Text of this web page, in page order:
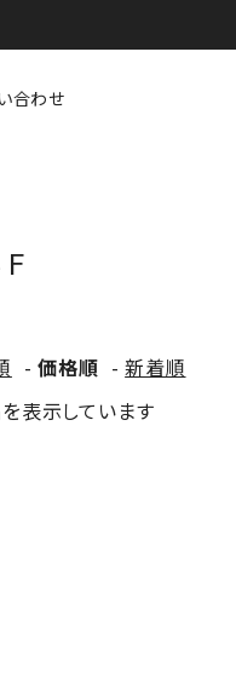
合わせ
-価格順 -新着順
表示しています